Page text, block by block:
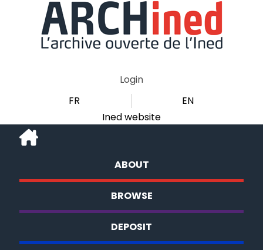
Login
FR
EN
Ined website
ABOUT
BROWSE
DEPOSIT